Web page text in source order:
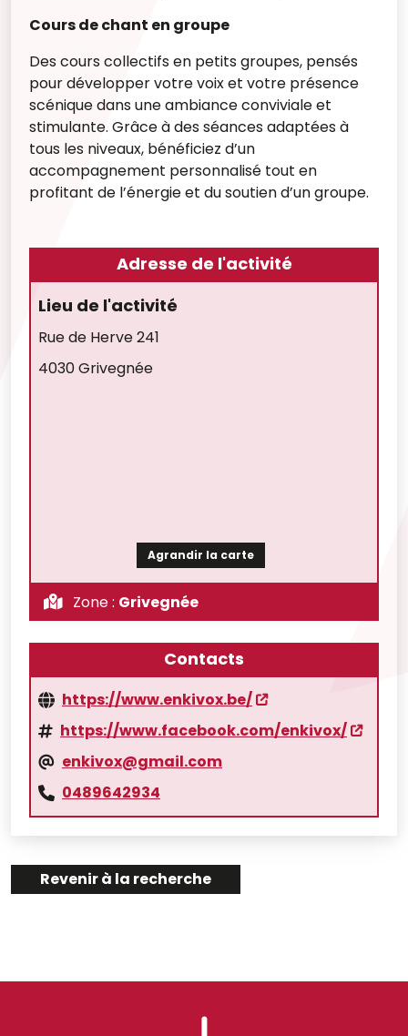
Cours de chant en groupe
Des cours collectifs en petits groupes, pensés
pour développer votre voix et votre présence
scénique dans une ambiance conviviale et
stimulante. Grâce à des séances adaptées à
tous les niveaux, bénéficiez d’un
accompagnement personnalisé tout en
profitant de l’énergie et du soutien d’un groupe.
Adresse de l'activité
Lieu de l'activité
Rue de Herve 241
4030 Grivegnée
Agrandir la carte
Zone : Grivegnée
Contacts
https://www.enkivox.be/
https://www.facebook.com/enkivox/
enkivox@gmail.com
0489642934
Revenir à la recherche